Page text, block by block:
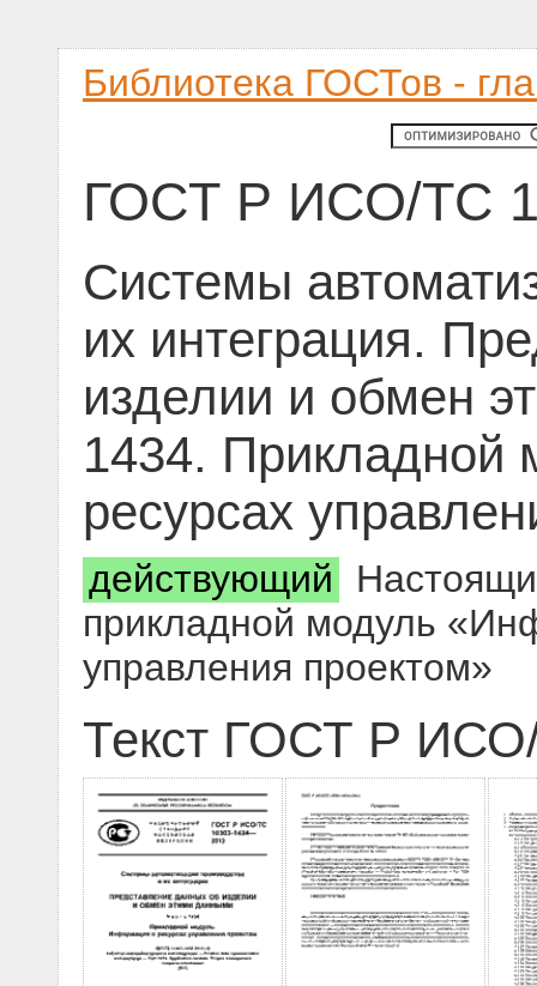
Библиотека ГОСТов -
ГОСТ Р ИСО/ТС
Системы
их интеграция.
изделии и обмен
1434.
ресурсах
действующий
прикладной модуль
управления проектом»
Текст ГОСТ Р